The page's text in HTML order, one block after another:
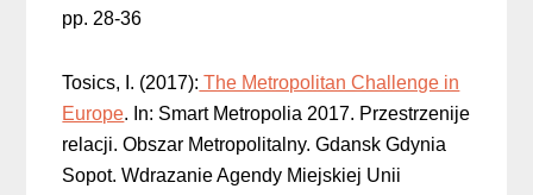
pp. 28-36
Tosics, I. (2017): The Metropolitan Challenge in
Europe. In: Smart Metropolia 2017. Przestrzenije
relacji. Obszar Metropolitalny. Gdansk Gdynia
Sopot. Wdrazanie Agendy Miejskiej Unii